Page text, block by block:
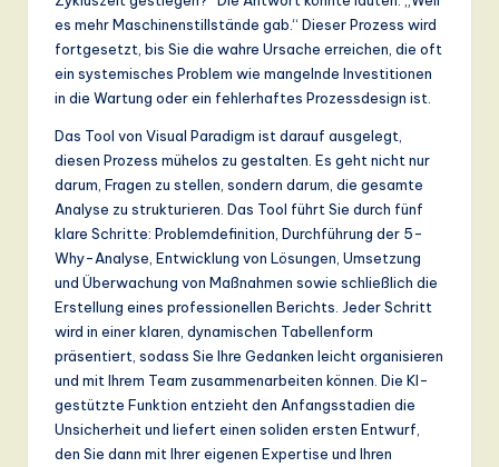
ti
o
es mehr Maschinenstillstände gab.“ Dieser Prozess wird
fortgesetzt, bis Sie die wahre Ursache erreichen, die oft
ein systemisches Problem wie mangelnde Investitionen
in die Wartung oder ein fehlerhaftes Prozessdesign ist.
Das Tool von Visual Paradigm ist darauf ausgelegt,
diesen Prozess mühelos zu gestalten. Es geht nicht nur
darum, Fragen zu stellen, sondern darum, die gesamte
Analyse zu strukturieren. Das Tool führt Sie durch fünf
klare Schritte: Problemdefinition, Durchführung der 5-
Why-Analyse, Entwicklung von Lösungen, Umsetzung
und Überwachung von Maßnahmen sowie schließlich die
Erstellung eines professionellen Berichts. Jeder Schritt
wird in einer klaren, dynamischen Tabellenform
präsentiert, sodass Sie Ihre Gedanken leicht organisieren
und mit Ihrem Team zusammenarbeiten können. Die KI-
gestützte Funktion entzieht den Anfangsstadien die
Unsicherheit und liefert einen soliden ersten Entwurf,
den Sie dann mit Ihrer eigenen Expertise und Ihren